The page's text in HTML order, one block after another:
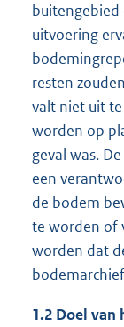
buitengebied
uitvoering
resten
valt niet uit
worden op
geval was.
een
de bodem
te worden of
worden dat
1.2 Doel van